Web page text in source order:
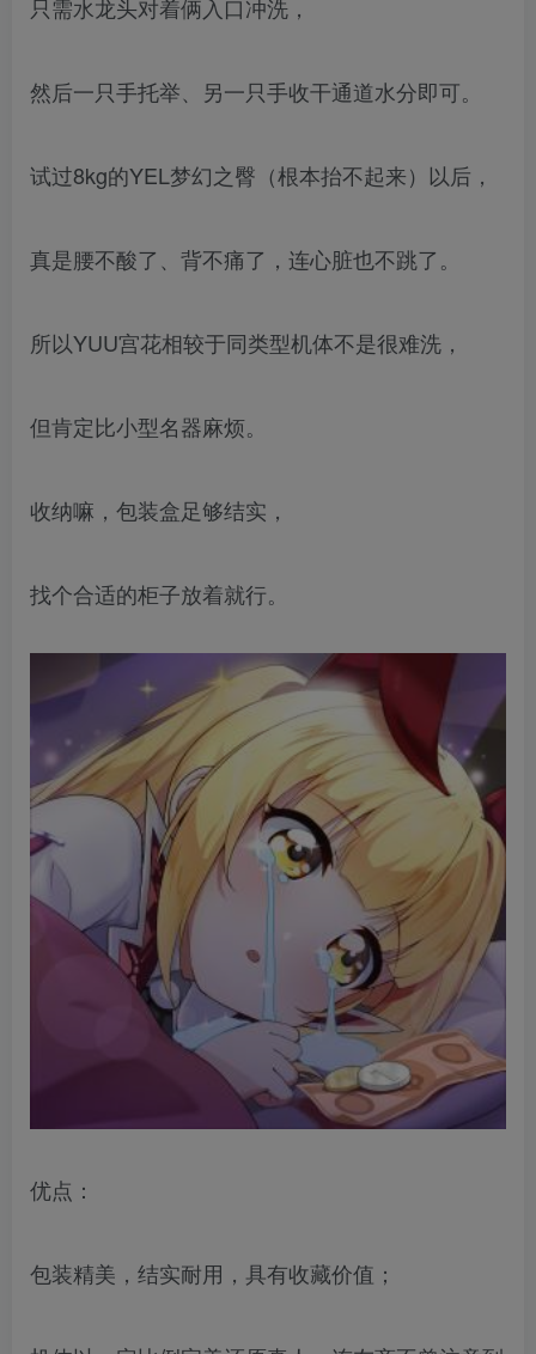
只需水龙头对着俩入口冲洗，
然后一只手托举、另一只手收干通道水分即可。
试过8kg的YEL梦幻之臀（根本抬不起来）以后，
真是腰不酸了、背不痛了，连心脏也不跳了。
所以YUU宫花相较于同类型机体不是很难洗，
但肯定比小型名器麻烦。
收纳嘛，包装盒足够结实，
找个合适的柜子放着就行。
优点：
包装精美，结实耐用，具有收藏价值；